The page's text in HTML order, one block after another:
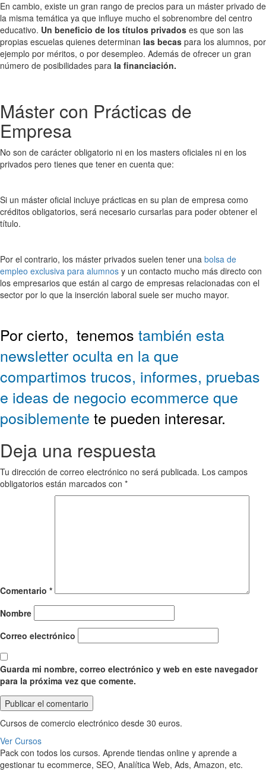
En cambio, existe un gran rango de precios para un máster privado de
la misma temática ya que influye mucho el sobrenombre del centro
educativo. Un beneficio de los títulos privados es que son las
propias escuelas quienes determinan las becas para los alumnos, por
ejemplo por méritos, o por desempleo. Además de ofrecer un gran
número de posibilidades para la financiación.
Máster con Prácticas de
Empresa
No son de carácter obligatorio ni en los masters oficiales ni en los
privados pero tienes que tener en cuenta que:
Si un máster oficial incluye prácticas en su plan de empresa como
créditos obligatorios, será necesario cursarlas para poder obtener el
título.
Por el contrario, los máster privados suelen tener una bolsa de
empleo exclusiva para alumnos y un contacto mucho más directo con
los empresarios que están al cargo de empresas relacionadas con el
sector por lo que la inserción laboral suele ser mucho mayor.
Por cierto, tenemos también esta
newsletter oculta en la que
compartimos trucos, informes, pruebas
e ideas de negocio ecommerce que
posiblemente te pueden interesar.
Deja una respuesta
Tu dirección de correo electrónico no será publicada. Los campos
obligatorios están marcados con *
Comentario *
Nombre
Correo electrónico
Guarda mi nombre, correo electrónico y web en este navegador
para la próxima vez que comente.
Cursos de comercio electrónico desde 30 euros.
Ver Cursos
Pack con todos los cursos. Aprende tiendas online y aprende a
gestionar tu ecommerce, SEO, Analítica Web, Ads, Amazon, etc.